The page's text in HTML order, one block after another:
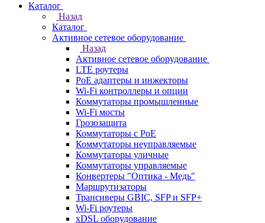
Каталог
Назад
Каталог
Активное сетевое оборудование
Назад
Активное сетевое оборудование
LTE роутеры
PoE адаптеры и инжекторы
Wi-Fi контроллеры и опции
Коммутаторы промышленные
Wi-Fi мосты
Грозозащита
Коммутаторы c PoE
Коммутаторы неуправляемые
Коммутаторы уличные
Коммутаторы управляемые
Конвертеры "Оптика - Медь"
Маршрутизаторы
Трансиверы GBIC, SFP и SFP+
Wi-Fi роутеры
xDSL оборудование